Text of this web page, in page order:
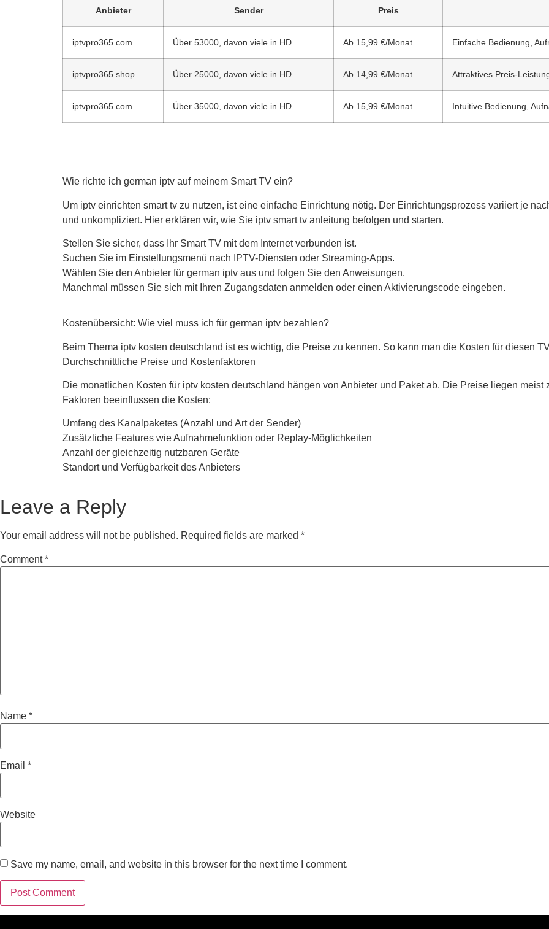
Anbieter Sender Preis
iptvpro365.com Über 53000, davon viele in HD Ab 15,99 €/Monat Einfache Bedienung,
iptvpro365.shop Über 25000, davon viele in HD Ab 14,99 €/Monat Attraktives Preis-
iptvpro365.com Über 35000, davon viele in HD Ab 15,99 €/Monat Intuitive Bedienung,
Wie richte ich german iptv auf meinem Smart TV ein?
Um iptv einrichten smart tv zu nutzen, ist eine einfache Einrichtung nötig. Der Einrichtungsprozess variiert je
und unkompliziert. Hier erklären wir, wie Sie iptv smart tv anleitung befolgen und starten.
Stellen Sie sicher, dass Ihr Smart TV mit dem Internet verbunden ist.
Suchen Sie im Einstellungsmenü nach IPTV-Diensten oder Streaming-Apps.
Wählen Sie den Anbieter für german iptv aus und folgen Sie den Anweisungen.
Manchmal müssen Sie sich mit Ihren Zugangsdaten anmelden oder einen Aktivierungscode eingeben.
Kostenübersicht: Wie viel muss ich für german iptv bezahlen?
Beim Thema iptv kosten deutschland ist es wichtig, die Preise zu kennen. So kann man die Kosten für diesen
Durchschnittliche Preise und Kostenfaktoren
Die monatlichen Kosten für iptv kosten deutschland hängen von Anbieter und Paket ab. Die Preise liegen
Faktoren beeinflussen die Kosten:
Umfang des Kanalpaketes (Anzahl und Art der Sender)
Zusätzliche Features wie Aufnahmefunktion oder Replay-Möglichkeiten
Anzahl der gleichzeitig nutzbaren Geräte
Standort und Verfügbarkeit des Anbieters
Leave a Reply
Your email address will not be published. Required fields are marked *
Comment*
Name *
Email *
Website
Save my name, email, and website in this browser for the next time I comment.